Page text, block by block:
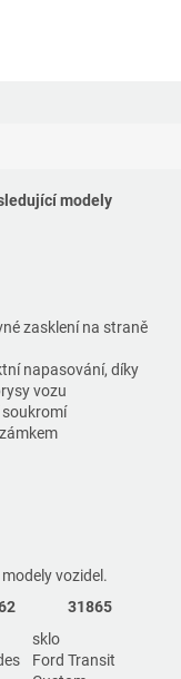
modely
zasklení na straně
napasování, díky
vozu
soukromí
vozidel.
31865
sklo
Ford Transit